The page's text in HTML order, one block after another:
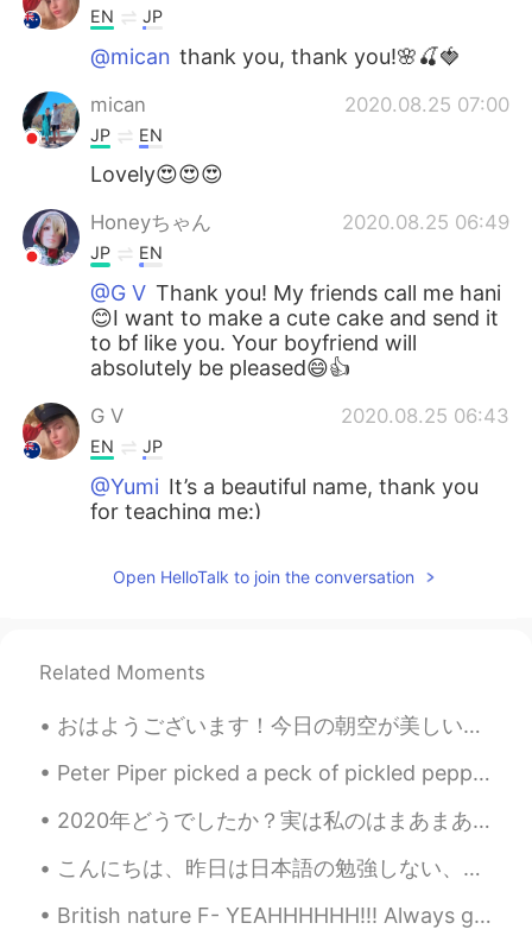
EN JP
@mican thank you, thank you!🌸🍒🍓
mican 2020.08.25 07:00
JP EN
Lovely😍😍😍
Honeyちゃん 2020.08.25 06:49
JP EN
@G V Thank you! My friends call me hani
😊I want to make a cute cake and send it
to bf like you. Your boyfriend will
absolutely be pleased😄👍
G V 2020.08.25 06:43
EN JP
@Yumi It’s a beautiful name, thank you
for teaching me:)
JP
EN JP
@Honeyちゃん ありがとうございました!!
you are so sweet!🍯🌹
Honeyちゃん 2020.08.25 06:12
Open HelloTalk to join the conversation
Related Moments
おはようございます！今日の朝空が美しい！ 「It's a new day, it's a new life for me and I'm feeling good」と歌いたい！この歌が知ってます...
Peter Piper picked a peck of pickled peppers. A peck of pickled peppers Peter Piper picked. If Pe...
2020年どうでしたか？実は私のはまあまあでした😅でも国内旅行がいい✈️ 今年唐津、奄美大島、京都、山口、島根、鳥取、大分へ行った。日本はたくさんのいい所がありますね👍来年国内旅行も国際旅行もし...
こんにちは、昨日は日本語の勉強しない、でもとても大事の事は日本語について学んだ。 昨日は、2人の友達に腹を立ててもらいました。 まだその理由を知ってなかった、んー、。 2人の友達と日本語だけ話し...
British nature F- YEAHHHHHH!!! Always got to enjoy what the world gives you and respect everythi...